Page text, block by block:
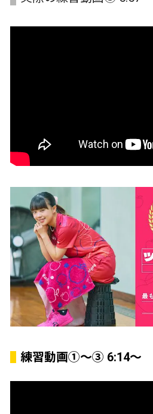
練習動画①～③ 6:14～